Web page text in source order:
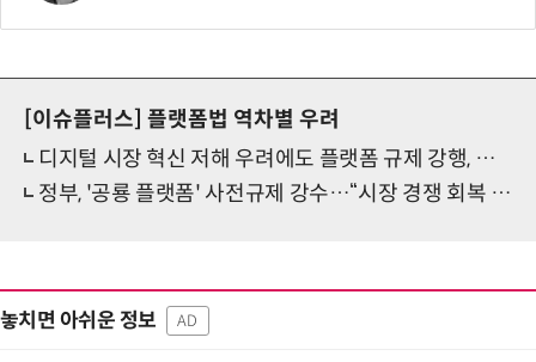
[이슈플러스] 플랫폼법 역차별 우려
디지털 시장 혁신 저해 우려에도 플랫폼 규제 강행, 업계 '망연자실'
정부, '공룡 플랫폼' 사전규제 강수…“시장 경쟁 회복 타이밍 놓치지 않겠다”
놓치면 아쉬운 정보 AD